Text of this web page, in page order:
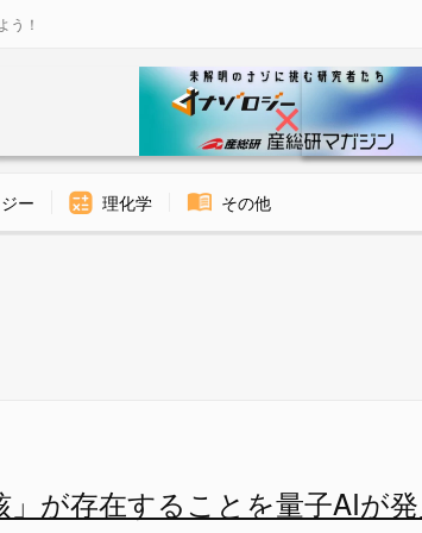
う！
ー 理化学 その他
」が存在することを量子AIが